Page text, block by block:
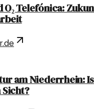
O₂ Telefónica:
am Niederrhein: